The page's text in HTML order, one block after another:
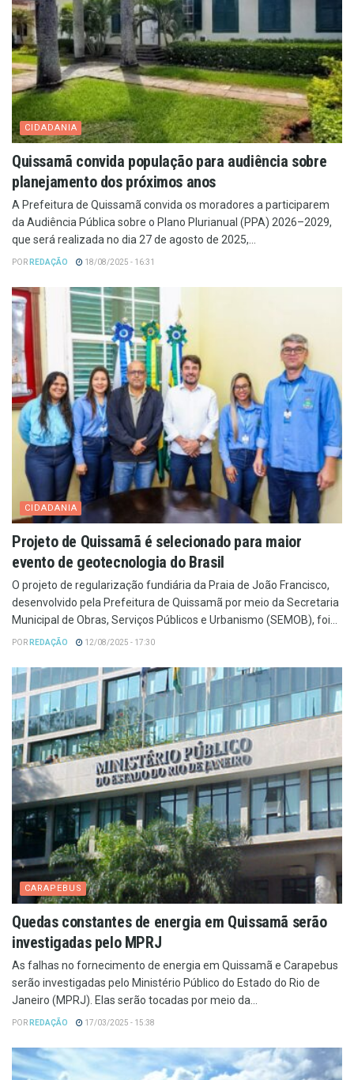
CIDADANIA
Quissamã convida população para audiência sobre
planejamento dos próximos anos
A Prefeitura de Quissamã convida os moradores a participarem
da Audiência Pública sobre o Plano Plurianual (PPA) 2026–2029,
que será realizada no dia 27 de agosto de 2025,...
POR REDAÇÃO 18/08/2025 - 16:31
CIDADANIA
Projeto de Quissamã é selecionado para maior
evento de geotecnologia do Brasil
O projeto de regularização fundiária da Praia de João Francisco,
desenvolvido pela Prefeitura de Quissamã por meio da Secretaria
Municipal de Obras, Serviços Públicos e Urbanismo (SEMOB), foi...
POR REDAÇÃO 12/08/2025 - 17:30
CARAPEBUS
Quedas constantes de energia em Quissamã serão
investigadas pelo MPRJ
As falhas no fornecimento de energia em Quissamã e Carapebus
serão investigadas pelo Ministério Público do Estado do Rio de
Janeiro (MPRJ). Elas serão tocadas por meio da...
POR REDAÇÃO 17/03/2025 - 15:38